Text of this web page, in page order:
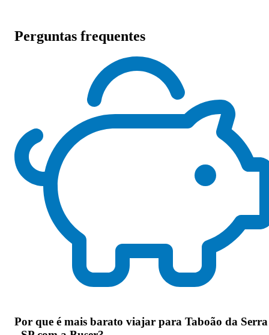
Perguntas frequentes
Por que é mais barato viajar para Taboão da Serra